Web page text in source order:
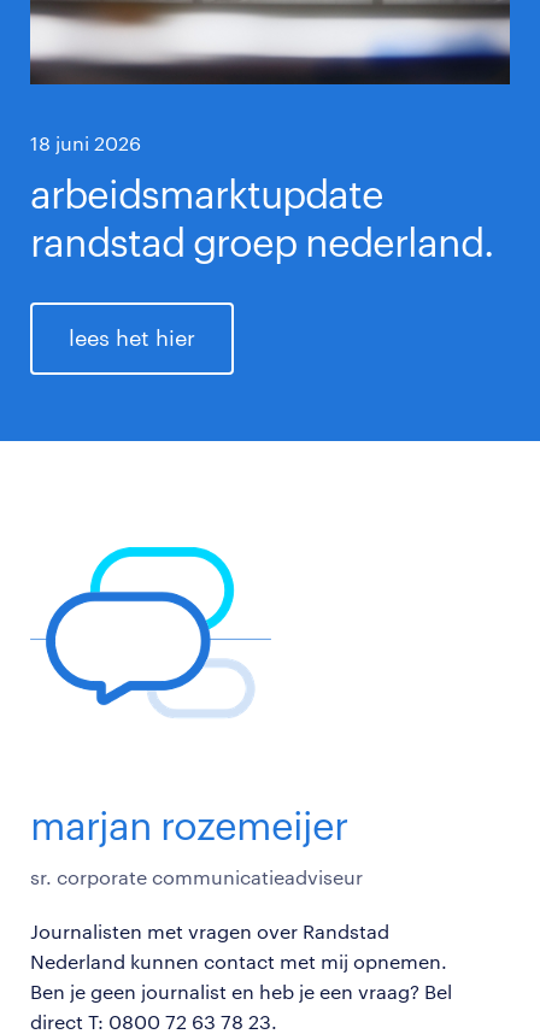
18 juni 2026
arbeidsmarktupdate
randstad groep nederland.
lees het hier
marjan rozemeijer
sr. corporate communicatieadviseur
Journalisten met vragen over Randstad
Nederland kunnen contact met mij opnemen.
Ben je geen journalist en heb je een vraag? Bel
direct T: 0800 72 63 78 23.